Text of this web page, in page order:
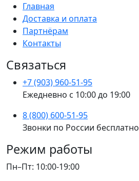
Главная
Доставка и оплата
Партнёрам
Контакты
Связаться
+7 (903) 960-51-95
Ежедневно с 10:00 до 19:00
8 (800) 600-51-95
Звонки по России бесплатно
Режим работы
Пн–Пт: 10:00-19:00